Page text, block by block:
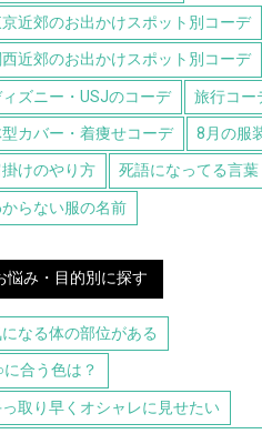
近郊のお出かけスポット別コーデ
西近郊のお出かけスポット別コーデ
ズニー・USJのコーデ 旅行コー
カバー・着痩せコーデ 8月の服
掛けのやり方 死語になってる言葉
からない服の名前
悩み・目的別に探す
なる体の部位がある
に合う色は？
取り早くオシャレに見せたい